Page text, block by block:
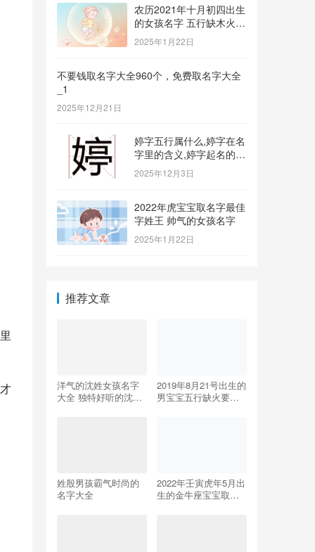
农历2021年十月初四出生
的女孩名字 五行缺木火八
字免费取名
2025年1月22日
不要钱取名字大全960个，免费取名字大全
_1
2025年12月21日
婷字五行属什么,婷字在名
字里的含义,婷字起名的寓
意_1
2025年12月3日
2022年虎宝宝取名字最佳
字姓王 帅气的女孩名字
2025年1月22日
推荐文章
洋气的沈姓女孩名字
大全 独特好听的沈姓
2019年8月21号出生的
男宝宝五行缺火要怎
姓殷男孩霸气时尚的
名字大全
2022年壬寅虎年5月出
生的金牛座宝宝取名